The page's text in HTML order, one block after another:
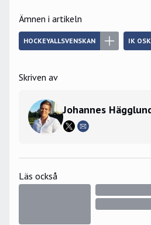
Ämnen i artikeln
HOCKEYALLSVENSKAN IK
Skriven av
Johannes
Läs också